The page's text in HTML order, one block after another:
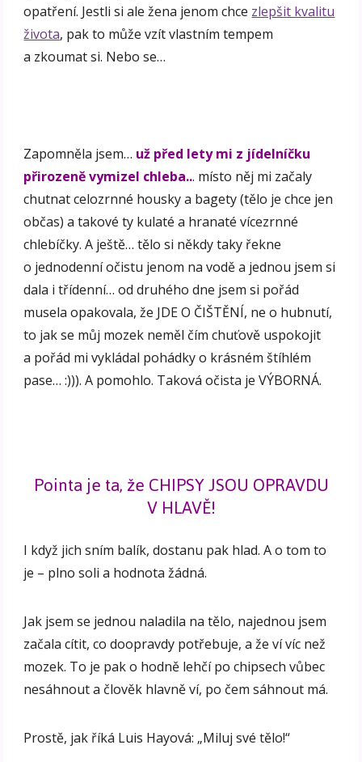
opatření. Jestli si ale žena jenom chce zlepšit kvalitu
života, pak to může vzít vlastním tempem
a zkoumat si. Nebo se…
Zapomněla jsem… už před lety mi z jídelníčku
přirozeně vymizel chleba... místo něj mi začaly
chutnat celozrnné housky a bagety (tělo je chce jen
občas) a takové ty kulaté a hranaté vícezrnné
chlebíčky. A ještě… tělo si někdy taky řekne
o jednodenní očistu jenom na vodě a jednou jsem si
dala i třídenní… od druhého dne jsem si pořád
musela opakovala, že JDE O ČIŠTĚNÍ, ne o hubnutí,
to jak se můj mozek neměl čím chuťově uspokojit
a pořád mi vykládal pohádky o krásném štíhlém
pase… :))). A pomohlo. Taková očista je VÝBORNÁ.
Pointa je ta, že CHIPSY JSOU OPRAVDU
V HLAVĚ!
I když jich sním balík, dostanu pak hlad. A o tom to
je – plno soli a hodnota žádná.
Jak jsem se jednou naladila na tělo, najednou jsem
začala cítit, co doopravdy potřebuje, a že ví víc než
mozek. To je pak o hodně lehčí po chipsech vůbec
nesáhnout a člověk hlavně ví, po čem sáhnout má.
Prostě, jak říká Luis Hayová: „Miluj své tělo!“